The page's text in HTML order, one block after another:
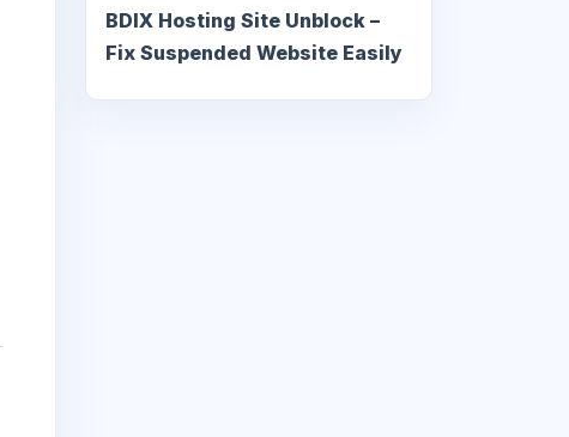
BDIX Hosting Site Unblock –
Fix Suspended Website Easily